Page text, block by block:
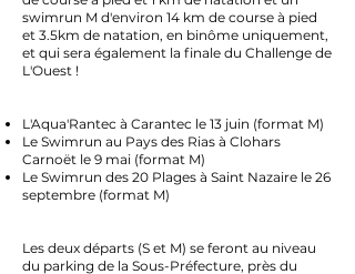
swimrun M d'environ 14 km de course à pied
et 3.5km de natation, en binôme uniquement,
et qui sera également la finale du Challenge de
L'Ouest !
L'Aqua'Rantec à Carantec le 13 juin (format M)
Le Swimrun au Pays des Rias à Clohars
Carnoët le 9 mai (format M)
Le Swimrun des 20 Plages à Saint Nazaire le 26
septembre (format M)
Les deux départs (S et M) se feront au niveau
du parking de la Sous-Préfecture, près du